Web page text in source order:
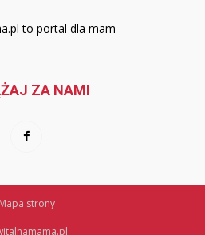
to portal dla mam
ZA NAMI
Mapa strony